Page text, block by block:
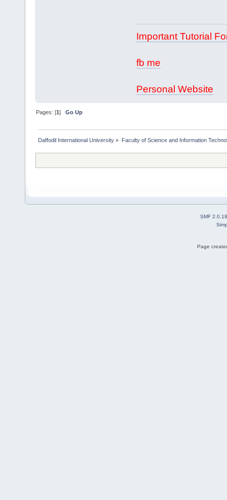
Important Tutorial
fb me
Personal Website
Pages: [1]Go Up
Daffodil International University » Faculty of Science and Information
SMF 2.0.19
Page